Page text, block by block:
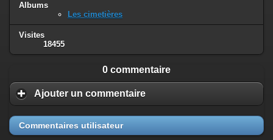
Albums
Les cimetières
Visites
18455
0 commentaire
Ajouter un commentaire
Commentaires utilisateur